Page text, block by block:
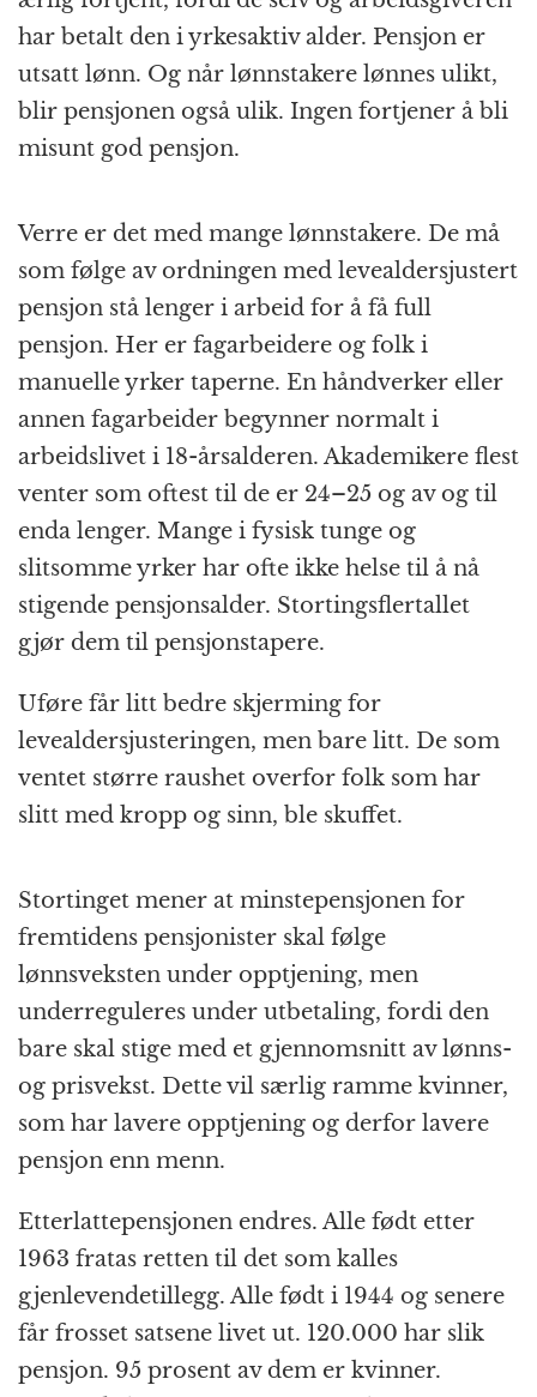
har betalt den i yrkesaktiv alder. Pensjon er
utsatt lønn. Og når lønnstakere lønnes ulikt,
blir pensjonen også ulik. Ingen fortjener å bli
misunt god pensjon.
Verre er det med mange lønnstakere. De må
som følge av ordningen med levealdersjustert
pensjon stå lenger i arbeid for å få full
pensjon. Her er fagarbeidere og folk i
manuelle yrker taperne. En håndverker eller
annen fagarbeider begynner normalt i
arbeidslivet i 18-årsalderen. Akademikere flest
venter som oftest til de er 24–25 og av og til
enda lenger. Mange i fysisk tunge og
slitsomme yrker har ofte ikke helse til å nå
stigende pensjonsalder. Stortingsflertallet
gjør dem til pensjonstapere.
Uføre får litt bedre skjerming for
levealdersjusteringen, men bare litt. De som
ventet større raushet overfor folk som har
slitt med kropp og sinn, ble skuffet.
Stortinget mener at minstepensjonen for
fremtidens pensjonister skal følge
lønnsveksten under opptjening, men
underreguleres under utbetaling, fordi den
bare skal stige med et gjennomsnitt av lønns-
og prisvekst. Dette vil særlig ramme kvinner,
som har lavere opptjening og derfor lavere
pensjon enn menn.
Etterlattepensjonen endres. Alle født etter
1963 fratas retten til det som kalles
gjenlevendetillegg. Alle født i 1944 og senere
får frosset satsene livet ut. 120.000 har slik
pensjon. 95 prosent av dem er kvinner.